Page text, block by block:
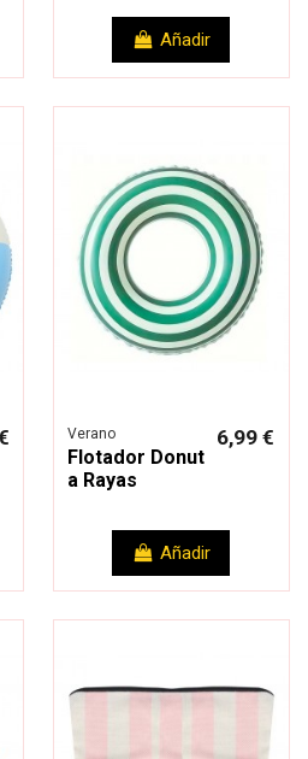
Añadir
Verano
Flotador Donut
a Rayas
6,99 €
Añadir